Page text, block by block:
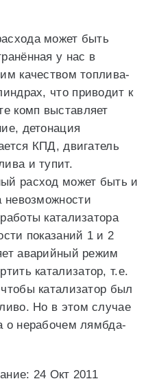
может быть
у нас в
качеством топлива-
что приводит к
комп выставляет
детонация
КПД, двигатель
и тупит.
расход может быть и
невозможности
катализатора
показаний 1 и 2
аварийный режим
катализатор, т.е.
катализатор был
Но в этом случае
о нерабочем лямбда-
24 Окт 2011